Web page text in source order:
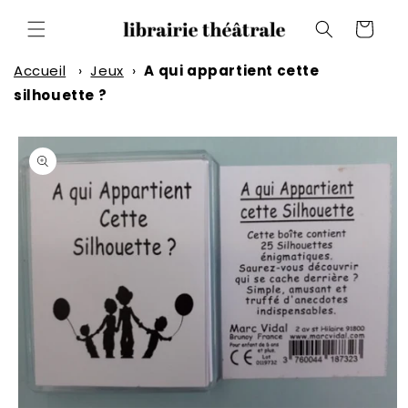
passer
au
Panier
Accueil › Jeux › A qui appartient cette
silhouette ?
Passer aux
informations
produits